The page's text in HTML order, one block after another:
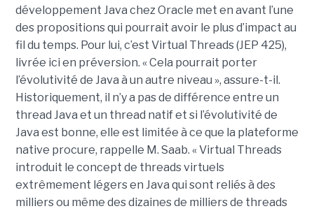
développement Java chez Oracle met en avant l’une
des propositions qui pourrait avoir le plus d’impact au
fil du temps. Pour lui, c’est Virtual Threads (JEP 425),
livrée ici en préversion. « Cela pourrait porter
l’évolutivité de Java à un autre niveau », assure-t-il.
Historiquement, il n’y a pas de différence entre un
thread Java et un thread natif et si l’évolutivité de
Java est bonne, elle est limitée à ce que la plateforme
native procure, rappelle M. Saab. « Virtual Threads
introduit le concept de threads virtuels
extrêmement légers en Java qui sont reliés à des
milliers ou même des dizaines de milliers de threads